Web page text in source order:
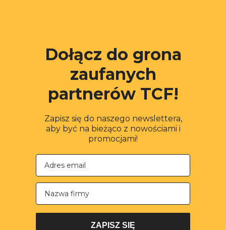
Dołącz do grona
zaufanych
partnerów TCF!
Zapisz się do naszego newslettera,
aby być na bieżąco z nowościami i
promocjami!
Nazwa firmy
ZAPISZ SIĘ